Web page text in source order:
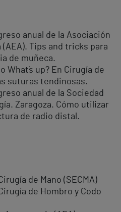
anual de la Asociación
Tips and tricks para
de muñeca.
What´s up? En Cirugía de
suturas tendinosas.
anual de la Sociedad
Zaragoza. Cómo utilizar
de radio distal.
de Mano (SECMA)
de Hombro y Codo